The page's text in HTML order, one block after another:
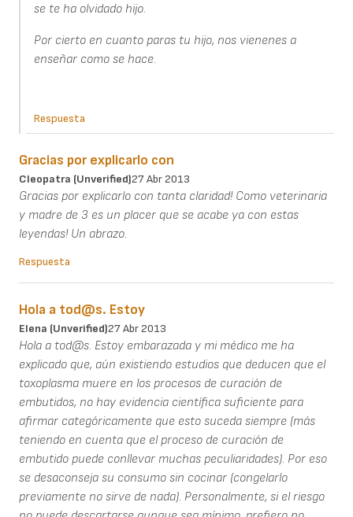
se te ha olvidado hijo.
Por cierto en cuanto paras tu hijo, nos vienenes a
enseñar como se hace.
Respuesta
Gracias por explicarlo con
Cleopatra (unverified)27 Abr 2013
Gracias por explicarlo con tanta claridad! Como veterinaria
y madre de 3 es un placer que se acabe ya con estas
leyendas! Un abrazo.
Respuesta
Hola a tod@s. Estoy
Elena (unverified)27 Abr 2013
Hola a tod@s. Estoy embarazada y mi médico me ha
explicado que, aún existiendo estudios que deducen que el
toxoplasma muere en los procesos de curación de
embutidos, no hay evidencia científica suficiente para
afirmar categóricamente que esto suceda siempre (más
teniendo en cuenta que el proceso de curación de
embutido puede conllevar muchas peculiaridades). Por eso
se desaconseja su consumo sin cocinar (congelarlo
previamente no sirve de nada). Personalmente, si el riesgo